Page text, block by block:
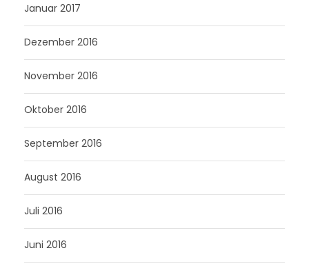
Januar 2017
Dezember 2016
November 2016
Oktober 2016
September 2016
August 2016
Juli 2016
Juni 2016